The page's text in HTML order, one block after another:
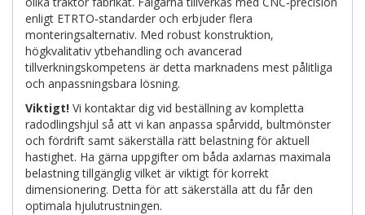
enligt ETRTO‑standarder och erbjuder flera
monteringsalternativ. Med robust konstruktion,
högkvalitativ ytbehandling och avancerad
tillverkningskompetens är detta marknadens mest pålitliga
och anpassningsbara lösning.
Viktigt! Vi kontaktar dig vid beställning av kompletta
radodlingshjul så att vi kan anpassa spårvidd, bultmönster
och fördrift samt säkerställa rätt belastning för aktuell
hastighet. Ha gärna uppgifter om båda axlarnas maximala
belastning tillgänglig vilket är viktigt för korrekt
dimensionering. Detta för att säkerställa att du får den
optimala hjulutrustningen.